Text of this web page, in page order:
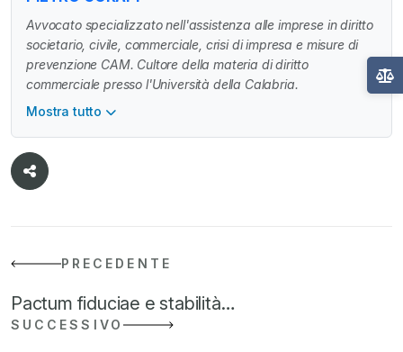
Avvocato specializzato nell'assistenza alle imprese in diritto
societario, civile, commerciale, crisi di impresa e misure di
prevenzione CAM. Cultore della materia di diritto
commerciale presso l'Università della Calabria.
Mostra tutto
PRECEDENTE
Pactum fiduciae e stabilità…
SUCCESSIVO